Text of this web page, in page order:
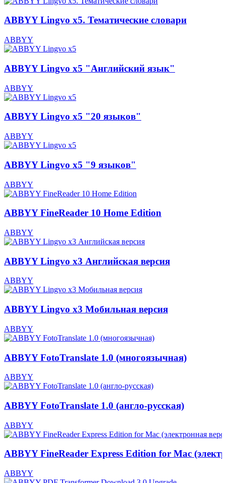
ABBYY Lingvo х5. Тематические словари
ABBYY
ABBYY Lingvo х5 "Английский язык"
ABBYY
ABBYY Lingvo х5 "20 языков"
ABBYY
ABBYY Lingvo х5 "9 языков"
ABBYY
ABBYY FineReader 10 Home Edition
ABBYY
ABBYY Lingvo x3 Английская версия
ABBYY
ABBYY Lingvo x3 Мобильная версия
ABBYY
ABBYY FotoTranslate 1.0 (многоязычная)
ABBYY
ABBYY FotoTranslate 1.0 (англо-русская)
ABBYY
ABBYY FineReader Express Edition for Mac
ABBYY